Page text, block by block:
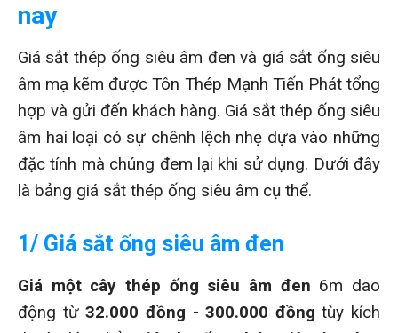
nay
Giá sắt thép ống siêu âm đen và giá sắt ống siêu
âm mạ kẽm được Tôn Thép Mạnh Tiến Phát tổng
hợp và gửi đến khách hàng. Giá sắt thép ống siêu
âm hai loại có sự chênh lệch nhẹ dựa vào những
đặc tính mà chúng đem lại khi sử dụng. Dưới đây
là bảng giá sắt thép ống siêu âm cụ thể.
1/ Giá sắt ống siêu âm đen
Giá một cây thép ống siêu âm đen 6m dao
động từ32.000 đồng - 300.000 đồng tùy kích